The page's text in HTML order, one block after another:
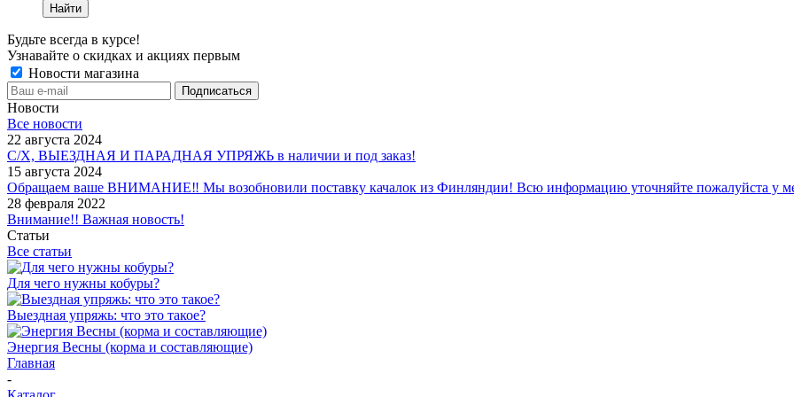
Найти
Будьте всегда в курсе!
Узнавайте о скидках и акциях первым
Новости магазина
Новости
Все новости
22 августа 2024
С/Х, ВЫЕЗДНАЯ И ПАРАДНАЯ УПРЯЖЬ в наличии и под заказ!
15 августа 2024
Обращаем ваше ВНИМАНИЕ‼ Мы возобновили поставку качалок из Финляндии! Всю информацию уточняйте пожалуйста у
28 февраля 2022
Внимание!! Важная новость!
Статьи
Все статьи
Для чего нужны кобуры?
Выездная упряжь: что это такое?
Энергия Весны (корма и составляющие)
Главная
-